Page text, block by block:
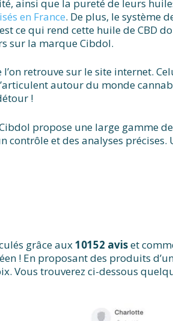
ainsi que la pureté de leurs
en France. De plus, le système
ce qui rend cette huile de CBD
sur la marque Cibdol.
l’on retrouve sur le site internet.
autour du monde
!
propose une large gamme
contrôle et des analyses
grâce aux10152 aviset
! En proposant des produits
Vous trouverez ci-dessous